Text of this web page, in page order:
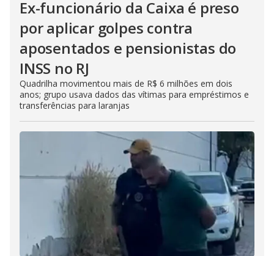
Ex-funcionário da Caixa é preso
por aplicar golpes contra
aposentados e pensionistas do
INSS no RJ
Quadrilha movimentou mais de R$ 6 milhões em dois
anos; grupo usava dados das vítimas para empréstimos e
transferências para laranjas